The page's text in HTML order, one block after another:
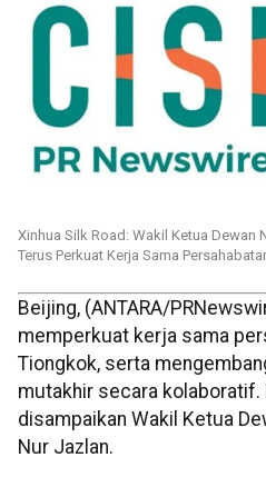
Xinhua Silk Road: Wakil Ketua Dewan
Terus Perkuat Kerja Sama
Beijing, (ANTARA/
memperkuat kerja sama
Tiongkok, serta
mutakhir secara
disampaikan Wakil Ketua
Nur Jazlan.